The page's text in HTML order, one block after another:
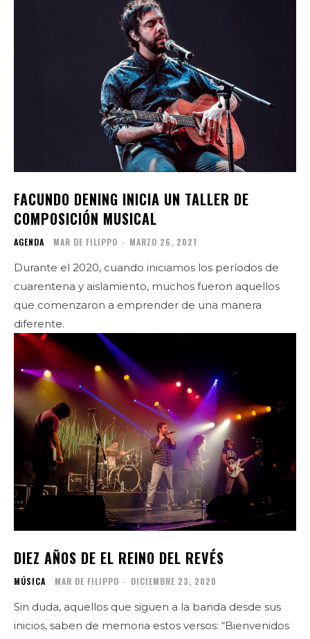
FACUNDO DENING INICIA UN TALLER DE
COMPOSICIÓN MUSICAL
AGENDA MAR DE FILIPPO - MARZO 26, 2021
Durante el 2020, cuando iniciamos los períodos de
cuarentena y aislamiento, muchos fueron aquellos
que comenzaron a emprender de una manera
diferente.
DIEZ AÑOS DE EL REINO DEL REVÉS
MÚSICA MAR DE FILIPPO - DICIEMBRE 23, 2020
Sin duda, aquellos que siguen a la banda desde sus
inicios, saben de memoria estos versos: “Bienvenidos